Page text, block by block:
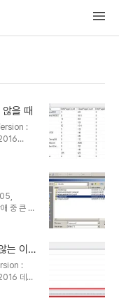
을 때
:
모두 제
있다. 버
빈 버퍼
모든
다음 내용
거한 상
중 큰 이
이터베
지를 손
성된 데이
록 한다.
> 0
는 이
:
데이
한다.